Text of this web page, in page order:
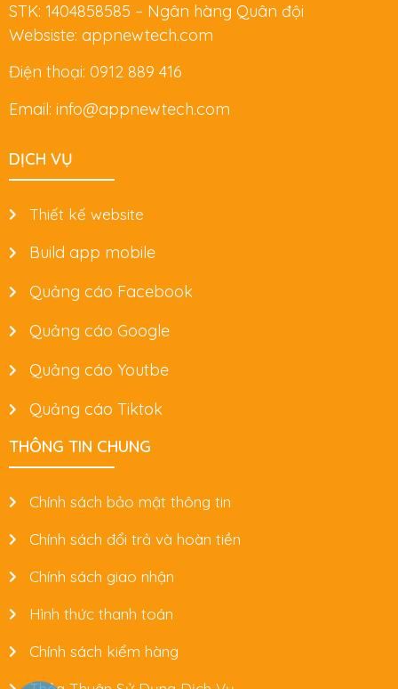
STK: 1404858585 – Ngân hàng Quân đội
Websiste: appnewtech.com
Điện thoại: 0912 889 416
Email: info@appnewtech.com
DỊCH VỤ
Thiết kế website
Build app mobile
Quảng cáo Facebook
Quảng cáo Google
Quảng cáo Youtbe
Quảng cáo Tiktok
THÔNG TIN CHUNG
Chính sách bảo mật thông tin
Chính sách đổi trả và hoàn tiền
Chính sách giao nhận
Hình thức thanh toán
Chính sách kiểm hàng